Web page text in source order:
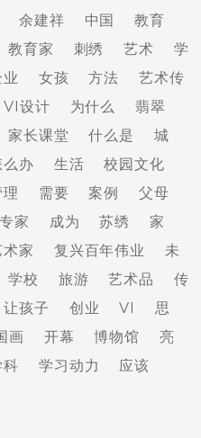
余建祥 中国
教育
教育家 刺绣 艺术
学
女孩 方法
艺术传
VI设计 为什么
翡翠
家长课堂 什么是
城
么办 生活
校园文化
需要 案例
父母
专家 成为 苏绣
家
家 复兴百年伟业
未
学校 旅游 艺术品
传
让孩子 创业 VI
思
画 开幕 博物馆
亮
科 学习动力 应该